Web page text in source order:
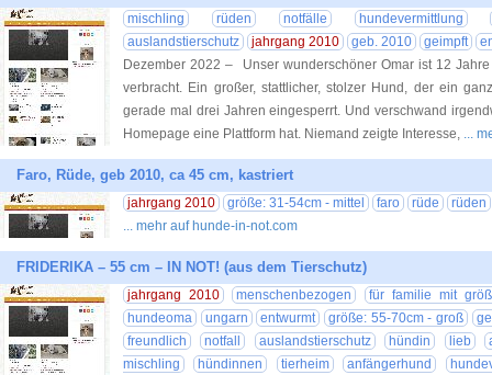
mischling rüden notfälle
hundevermittlung
auslandstierschutz
jahrgang 2010 geb. 2010 geimpft
Dezember 2022 – Unser wunderschöner Omar ist 12
verbracht. Ein großer, stattlicher, stolzer Hund, der ein
gerade mal drei Jahren eingesperrt. Und verschwand
Homepage eine Plattform hat. Niemand zeigte Interesse, ...
Faro, Rüde, geb 2010, ca 45 cm, kastriert
jahrgang 2010 größe: 31-54cm - mittel faro rüde
rüden
... mehr auf hunde-in-not.com
FRIDERIKA – 55 cm – IN NOT! (aus dem Tierschutz)
jahrgang 2010 menschenbezogen
für familie mit
hundeoma
ungarn entwurmt größe: 55-70cm - groß
freundlich
notfall auslandstierschutz hündin lieb
mischling
hündinnen tierheim anfängerhund